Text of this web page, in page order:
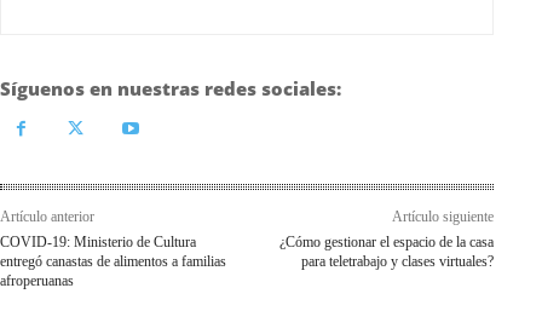
Síguenos en nuestras redes sociales:
Artículo anterior
COVID-19: Ministerio de Cultura
entregó canastas de alimentos a familias
afroperuanas
Artículo siguiente
¿Cómo gestionar el espacio de la casa
para teletrabajo y clases virtuales?